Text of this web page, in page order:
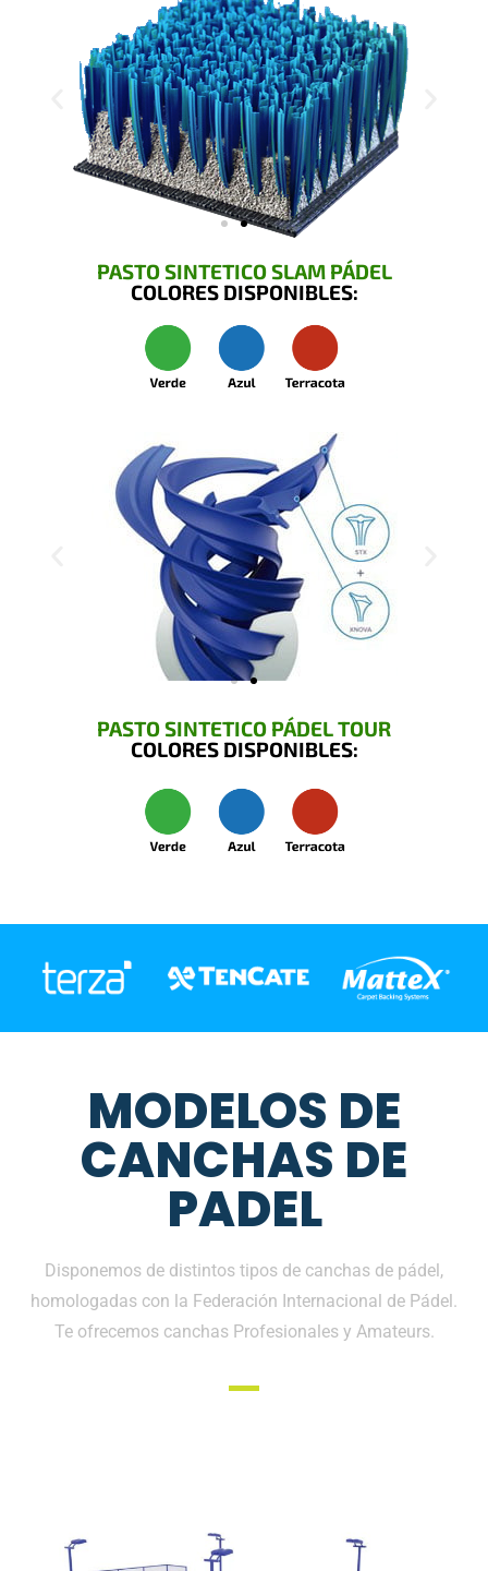
PASTO SINTETICO SLAM PÁDEL
COLORES DISPONIBLES:
PASTO SINTETICO PÁDEL TOUR
COLORES DISPONIBLES:
MODELOS DE
CANCHAS DE
PADEL
Disponemos de distintos tipos de canchas de pádel,
homologadas con la Federación Internacional de Pádel.
Te ofrecemos canchas Profesionales y Amateurs.